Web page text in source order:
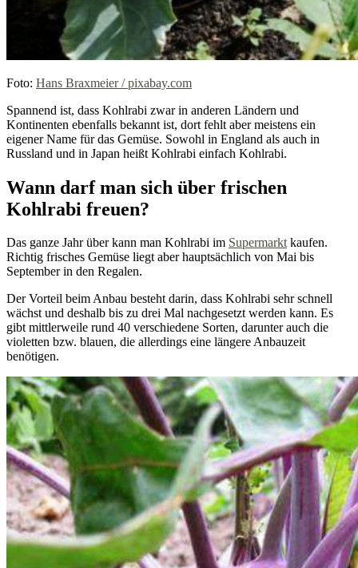
Foto: Hans Braxmeier / pixabay.com
Spannend ist, dass Kohlrabi zwar in anderen Ländern und
Kontinenten ebenfalls bekannt ist, dort fehlt aber meistens ein
eigener Name für das Gemüse. Sowohl in England als auch in
Russland und in Japan heißt Kohlrabi einfach Kohlrabi.
Wann darf man sich über frischen
Kohlrabi freuen?
Das ganze Jahr über kann man Kohlrabi im Supermarktkaufen.
Richtig frisches Gemüse liegt aber hauptsächlich von Mai bis
September in den Regalen.
Der Vorteil beim Anbau besteht darin, dass Kohlrabi sehr schnell
wächst und deshalb bis zu drei Mal nachgesetzt werden kann. Es
gibt mittlerweile rund 40 verschiedene Sorten, darunter auch die
violetten bzw. blauen, die allerdings eine längere Anbauzeit
benötigen.